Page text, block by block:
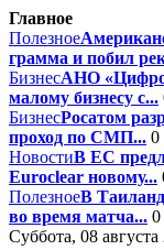
Главное
Полезное
грамма и побил
БизнесАНО
малому бизнесу с...
БизнесРосатом
проход по СМП... 0
НовостиВ ЕС
Euroclear новому...
ПолезноеВ
во время матча... 0
Суббота, 08 августа